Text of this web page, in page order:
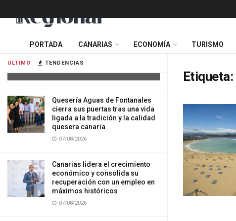
ÚLTIMO TENDENCIAS
impactar su vehículo contra una
Quesería Aguas de Fontanales
cierra sus puertas tras una vida
ligada a la tradición y la calidad
quesera canaria
07/08/2026
Canarias lidera el crecimiento
económico y consolida su
recuperación con un empleo en
máximos históricos
07/08/2026
PORTADA CANARIAS ECONOMÍA TURISMO
Etiqueta: